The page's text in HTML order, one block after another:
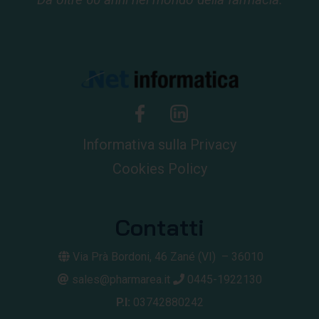
Informativa sulla Privacy
Cookies Policy
Via Prà Bordoni, 46 Zané (VI) – 36010
sales@pharmarea.it
0445-1922130
P.I: 03742880242